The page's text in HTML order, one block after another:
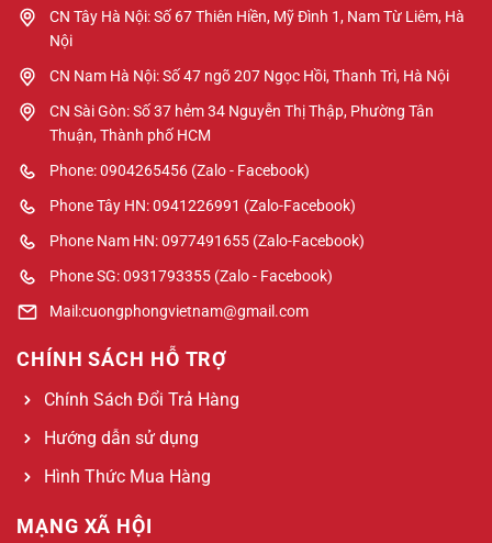
CN Tây Hà Nội: Số 67 Thiên Hiền, Mỹ Đình 1, Nam Từ Liêm, Hà
Nội
CN Nam Hà Nội: Số 47 ngõ 207 Ngọc Hồi, Thanh Trì, Hà Nội
CN Sài Gòn: Số 37 hẻm 34 Nguyễn Thị Thập, Phường Tân
Thuận, Thành phố HCM
Phone: 0904265456 (Zalo - Facebook)
Phone Tây HN: 0941226991 (Zalo-Facebook)
Phone Nam HN: 0977491655 (Zalo-Facebook)
Phone SG: 0931793355 (Zalo - Facebook)
Mail:cuongphongvietnam@gmail.com
CHÍNH SÁCH HỖ TRỢ
Chính Sách Đổi Trả Hàng
Hướng dẫn sử dụng
Hình Thức Mua Hàng
MẠNG XÃ HỘI